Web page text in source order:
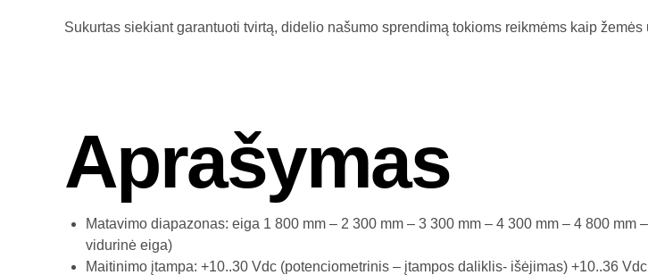
Sukurtas siekiant garantuoti tvirtą, didelio našumo sprendimą tokioms reikmėms kaip
Aprašymas
Matavimo diapazonas: eiga 1 800 mm – 2 300 mm – 3 300 mm – 4 300 mm – 4 800
vidurinė eiga)
Maitinimo įtampa: +10..30 Vdc (potenciometrinis – įtampos daliklis- išėjimas) +10..36